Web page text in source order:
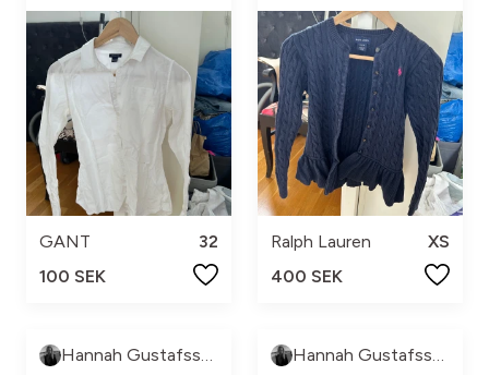
GANT
32
100 SEK
Ralph Lauren
XS
400 SEK
Hannah Gustafsson Hannah Gustafsson